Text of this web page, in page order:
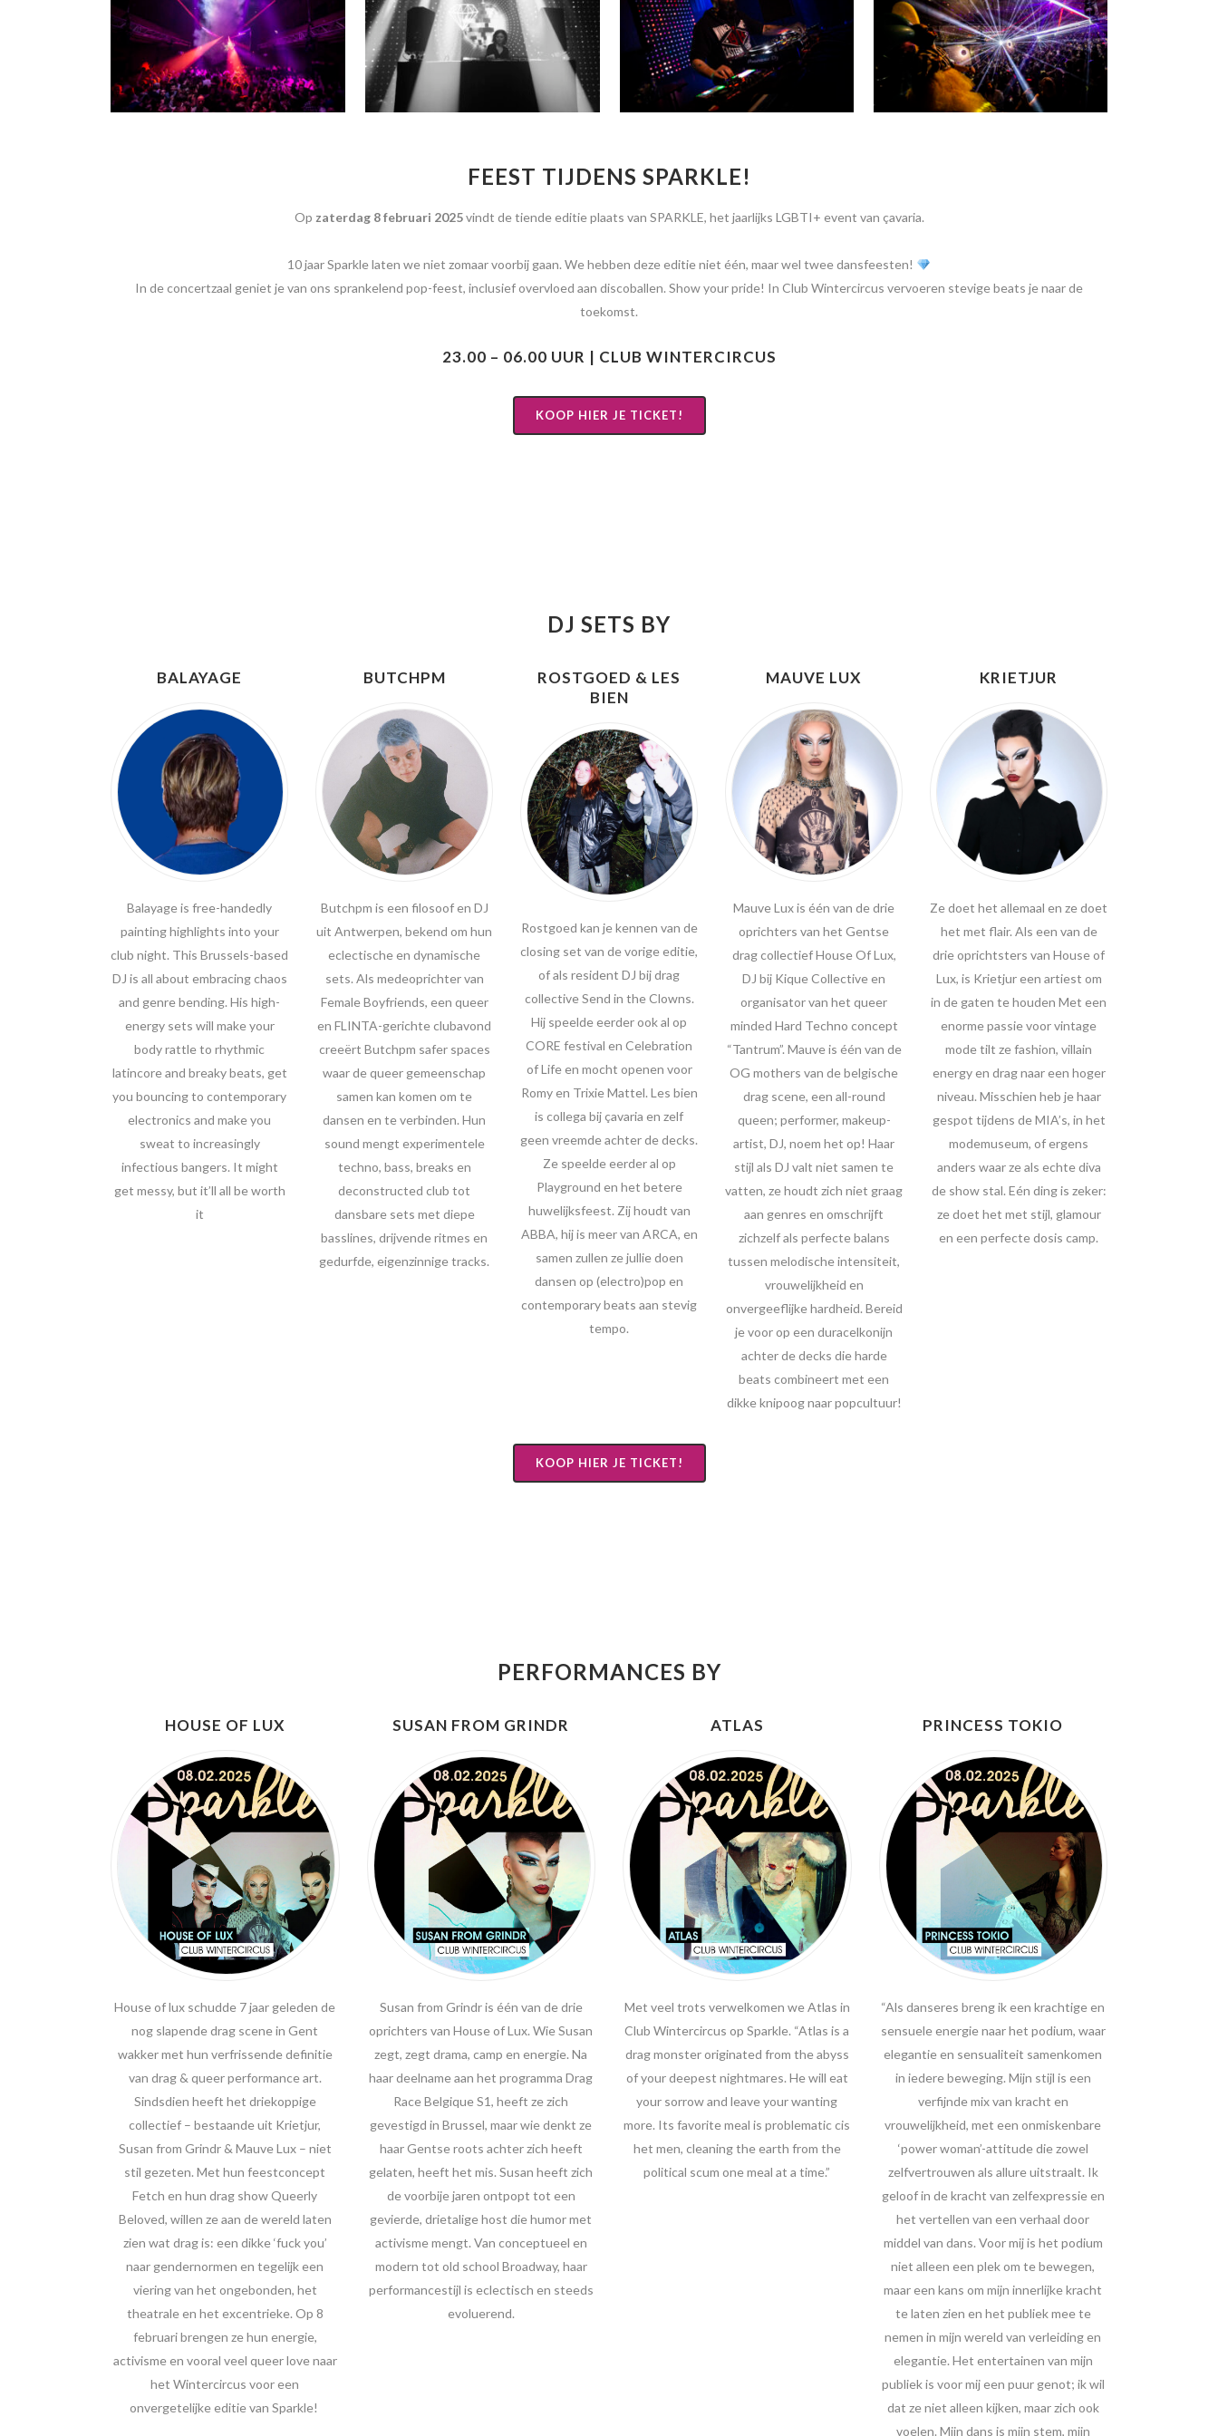
FEEST TIJDENS SPARKLE!
Op zaterdag 8 februari 2025vindt de tiende editie plaats van SPARKLE, het jaarlijks LGBTI+ event van çavaria.
10 jaar Sparkle laten we niet zomaar voorbij gaan. We hebben deze editie niet één, maar wel twee dansfeesten!
In de concertzaal geniet je van ons sprankelend pop-feest, inclusief overvloed aan discoballen. Show your pride! In Club Wintercircus vervoeren stevige beats je naar de
toekomst.
23.00 – 06.00 UUR | CLUB WINTERCIRCUS
KOOP HIER JE TICKET!
DJ SETS BY
BALAYAGE
Balayage is free-handedly
painting highlights into your
club night. This Brussels-based
DJ is all about embracing chaos
and genre bending. His high-
energy sets will make your
body rattle to rhythmic
latincore and breaky beats, get
you bouncing to contemporary
electronics and make you
sweat to increasingly
infectious bangers. It might
get messy, but it’ll all be worth
it
BUTCHPM
Butchpm is een filosoof en DJ
uit Antwerpen, bekend om hun
eclectische en dynamische
sets. Als medeoprichter van
Female Boyfriends, een queer
en FLINTA-gerichte clubavond
creeërt Butchpm safer spaces
waar de queer gemeenschap
samen kan komen om te
dansen en te verbinden. Hun
sound mengt experimentele
techno, bass, breaks en
deconstructed club tot
dansbare sets met diepe
basslines, drijvende ritmes en
gedurfde, eigenzinnige tracks.
ROSTGOED & LES
BIEN
Rostgoed kan je kennen van de
closing set van de vorige editie,
of als resident DJ bij drag
collective Send in the Clowns.
Hij speelde eerder ook al op
CORE festival en Celebration
of Life en mocht openen voor
Romy en Trixie Mattel. Les bien
is collega bij çavaria en zelf
geen vreemde achter de decks.
Ze speelde eerder al op
Playground en het betere
huwelijksfeest. Zij houdt van
ABBA, hij is meer van ARCA, en
samen zullen ze jullie doen
dansen op (electro)pop en
contemporary beats aan stevig
tempo.
MAUVE LUX
Mauve Lux is één van de drie
oprichters van het Gentse
drag collectief House Of Lux,
DJ bij Kique Collective en
organisator van het queer
minded Hard Techno concept
“Tantrum”. Mauve is één van de
OG mothers van de belgische
drag scene, een all-round
queen; performer, makeup-
artist, DJ, noem het op! Haar
stijl als DJ valt niet samen te
vatten, ze houdt zich niet graag
aan genres en omschrijft
zichzelf als perfecte balans
tussen melodische intensiteit,
vrouwelijkheid en
onvergeeflijke hardheid. Bereid
je voor op een duracelkonijn
achter de decks die harde
beats combineert met een
dikke knipoog naar popcultuur!
KRIETJUR
Ze doet het allemaal en ze doet
het met flair. Als een van de
drie oprichtsters van House of
Lux, is Krietjur een artiest om
in de gaten te houden Met een
enorme passie voor vintage
mode tilt ze fashion, villain
energy en drag naar een hoger
niveau. Misschien heb je haar
gespot tijdens de MIA’s, in het
modemuseum, of ergens
anders waar ze als echte diva
de show stal. Eén ding is zeker:
ze doet het met stijl, glamour
en een perfecte dosis camp.
KOOP HIER JE TICKET!
PERFORMANCES BY
HOUSE OF LUX
House of lux schudde 7 jaar geleden de
nog slapende drag scene in Gent
wakker met hun verfrissende definitie
van drag & queer performance art.
Sindsdien heeft het driekoppige
collectief – bestaande uit Krietjur,
Susan from Grindr & Mauve Lux – niet
stil gezeten. Met hun feestconcept
Fetch en hun drag show Queerly
Beloved, willen ze aan de wereld laten
zien wat drag is: een dikke ‘fuck you’
naar gendernormen en tegelijk een
viering van het ongebonden, het
theatrale en het excentrieke. Op 8
februari brengen ze hun energie,
activisme en vooral veel queer love naar
het Wintercircus voor een
onvergetelijke editie van Sparkle!
SUSAN FROM GRINDR
Susan from Grindr is één van de drie
oprichters van House of Lux. Wie Susan
zegt, zegt drama, camp en energie. Na
haar deelname aan het programma Drag
Race Belgique S1, heeft ze zich
gevestigd in Brussel, maar wie denkt ze
haar Gentse roots achter zich heeft
gelaten, heeft het mis. Susan heeft zich
de voorbije jaren ontpopt tot een
gevierde, drietalige host die humor met
activisme mengt. Van conceptueel en
modern tot old school Broadway, haar
performancestijl is eclectisch en steeds
evoluerend.
ATLAS
Met veel trots verwelkomen we Atlas in
Club Wintercircus op Sparkle. “Atlas is a
drag monster originated from the abyss
of your deepest nightmares. He will eat
your sorrow and leave your wanting
more. Its favorite meal is problematic cis
het men, cleaning the earth from the
political scum one meal at a time.”
PRINCESS TOKIO
“Als danseres breng ik een krachtige en
sensuele energie naar het podium, waar
elegantie en sensualiteit samenkomen
in iedere beweging. Mijn stijl is een
verfijnde mix van kracht en
vrouwelijkheid, met een onmiskenbare
‘power woman’-attitude die zowel
zelfvertrouwen als allure uitstraalt. Ik
geloof in de kracht van zelfexpressie en
het vertellen van een verhaal door
middel van dans. Voor mij is het podium
niet alleen een plek om te bewegen,
maar een kans om mijn innerlijke kracht
te laten zien en het publiek mee te
nemen in mijn wereld van verleiding en
elegantie. Het entertainen van mijn
publiek is voor mij een puur genot; ik wil
dat ze niet alleen kijken, maar zich ook
voelen. Mijn dans is mijn stem, mijn